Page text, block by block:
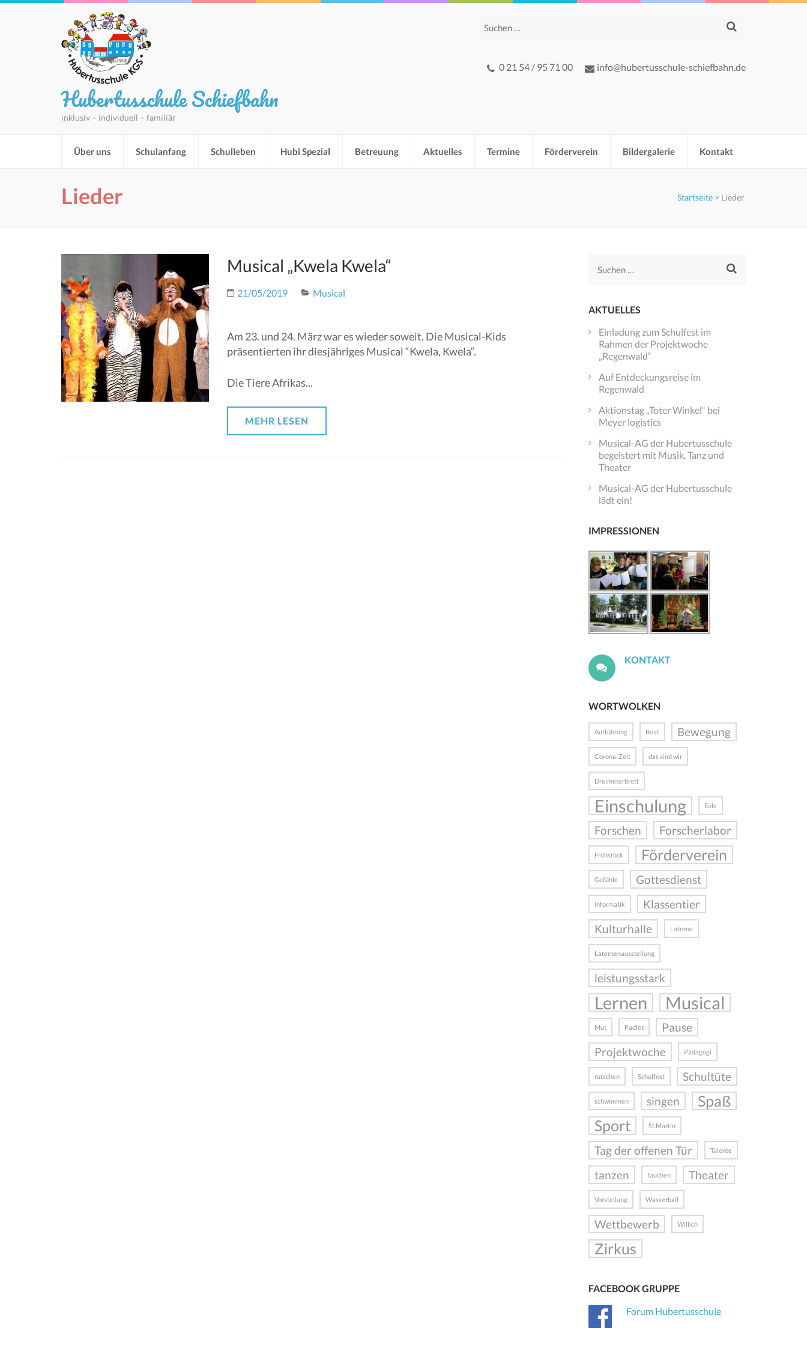
Hubertusschule Schiefbahn
inklusiv – individuell – familiär
Suchen
0 21 54 / 95 71 00 info@hubertusschule-schiefbahn.de
Über uns Schulanfang Schulleben Hubi Spezial Betreuung Aktuelles Termine Förderverein Bildergalerie Kontakt
Lieder Startseite > Lieder
Musical „Kwela Kwela“
21/05/2019 Musical
Am 23. und 24. März war es wieder soweit. Die Musical-Kids
präsentierten ihr diesjähriges Musical “Kwela, Kwela“.
Die Tiere Afrikas...
MEHR LESEN
Suchen
AKTUELLES
Einladung zum Schulfest im
Rahmen der Projektwoche
„Regenwald“
Auf Entdeckungsreise im
Regenwald
Aktionstag „Toter Winkel“ bei
Meyer logistics
Musical-AG der Hubertusschule
begeistert mit Musik, Tanz und
Theater
Musical-AG der Hubertusschule
lädt ein!
IMPRESSIONEN
KONTAKT
WORTWOLKEN
Aufführung Beat Bewegung
Corona-Zeit das sind wir
Dreimeterbrett
Einschulung Eule
Forschen Forscherlabor
Frühstück Förderverein
Gefühle Gottesdienst
Informatik
Klassentier
Kulturhalle
Laterne
Laternenausstellung
leistungsstark
Lernen Musical
Mut Padlet
Pause
Projektwoche
Pädagogi
rutschen Schulfest Schultüte
schwimmen singen
Spaß
Sport
St.Martin
Tag der offenen Tür Talente
tanzen tauchen Theater
Vorstellung Wasserball
Wettbewerb Willich
Zirkus
FACEBOOK GRUPPE
Forum Hubertusschule